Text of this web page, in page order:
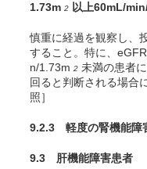
1.73m 2 以上60mL/
慎重に経過を観察し、
すること。特に、
n/1.73m 2 未満の患者
回ると判断される場合
照］
9.2.3 軽度の腎機能障
9.3 肝機能障害患者